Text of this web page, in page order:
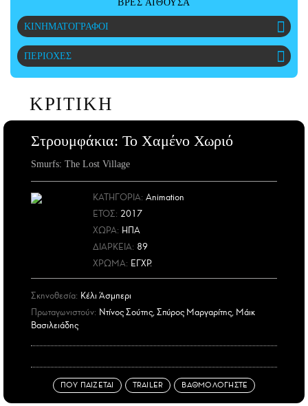
ΑΜΠΑ
PRINT
ΒΡΕΣ ΑΙΘΟΥΣΑ
ΚΙΝΗΜΑΤΟΓΡΑΦΟΙ
ΠΕΡΙΟΧΕΣ
ΚΡΙΤΙΚΗ
Στρουμφάκια: Το Χαμένο Χωριό
Smurfs: The Lost Village
ΚΑΤΗΓΟΡΙΑ: Animation
ΕΤΟΣ: 2017
ΧΩΡΑ: ΗΠΑ
ΔΙΑΡΚΕΙΑ: 89
ΧΡΩΜΑ: ΕΓΧΡ.
Σκηνοθεσία: Κέλι Άσμπερι
Πρωταγωνιστούν: Ντίνος Σούτης, Σπύρος Μαργαρίτης, Μάικ
Βασιλειάδης
ΠΟΥ ΠΑΙΖΕΤΑΙ TRAILER ΒΑΘΜΟΛΟΓΗΣΤΕ